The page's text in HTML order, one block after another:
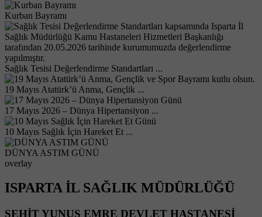
Kurban Bayramı
Sağlık Tesisi Değerlendirme Standartları ...
19 Mayıs Atatürk’ü Anma, Gençlik ...
17 Mayıs 2026 – Dünya Hipertansiyon ...
10 Mayıs Sağlık İçin Hareket Et ...
DÜNYA ASTIM GÜNÜ
overlay
ISPARTA İL SAĞLIK MÜDÜRLÜĞÜ
ŞEHİT YUNUS EMRE DEVLET HASTANESİ